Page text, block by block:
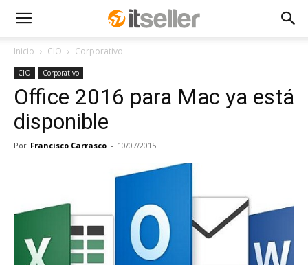
Inicio CIO Corporativo
CIO Corporativo
Office 2016 para Mac ya está
disponible
Por Francisco Carrasco - 10/07/2015